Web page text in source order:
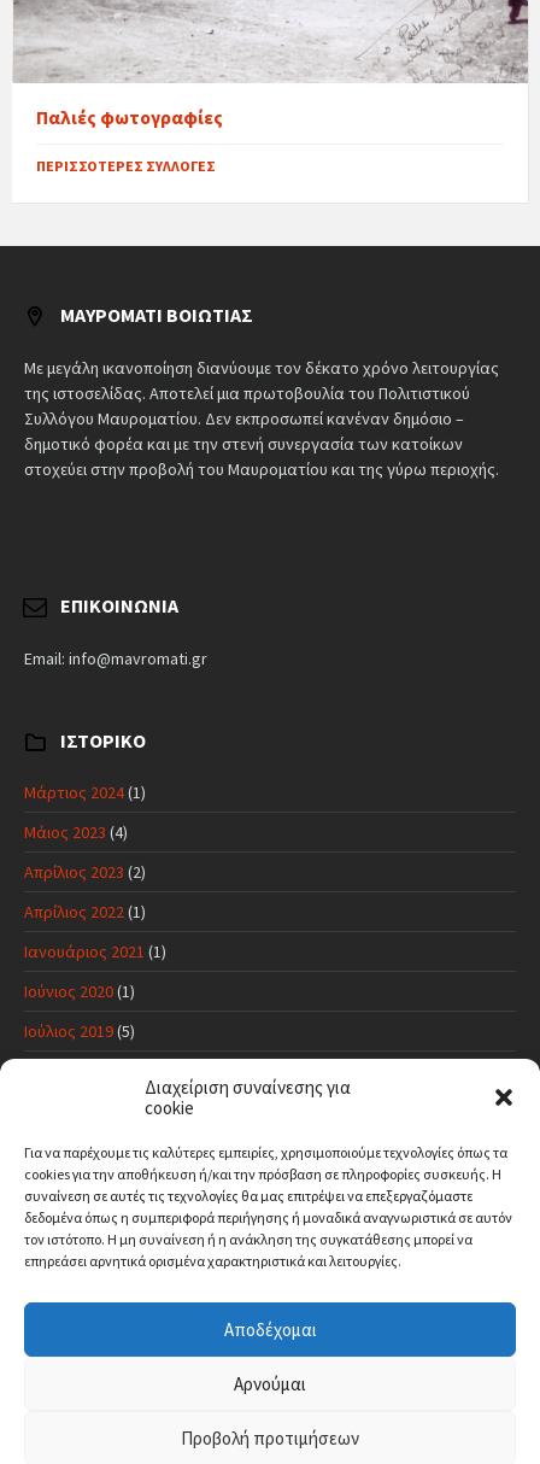
Διαχείριση συναίνεσης για
cookie
Για να παρέχουμε τις καλύτερες εμπειρίες, χρησιμοποιούμε τεχνολογίες όπως τα
cookies για την αποθήκευση ή/και την πρόσβαση σε πληροφορίες συσκευής. Η
συναίνεση σε αυτές τις τεχνολογίες θα μας επιτρέψει να επεξεργαζόμαστε
δεδομένα όπως η συμπεριφορά περιήγησης ή μοναδικά αναγνωριστικά σε αυτόν
τον ιστότοπο. Η μη συναίνεση ή η ανάκληση της συγκατάθεσης μπορεί να
επηρεάσει αρνητικά ορισμένα χαρακτηριστικά και λειτουργίες.
Αποδέχομαι
Αρνούμαι
Προβολή προτιμήσεων
Παλιές φωτογραφίες
ΠΕΡΙΣΣΌΤΕΡΕΣ ΣΥΛΛΟΓΈΣ
ΜΑΥΡΟΜΆΤΙ ΒΟΙΩΤΊΑΣ
Με μεγάλη ικανοποίηση διανύουμε τον δέκατο χρόνο λειτουργίας
της ιστοσελίδας. Αποτελεί μια πρωτοβουλία του Πολιτιστικού
Συλλόγου Μαυροματίου. Δεν εκπροσωπεί κανέναν δημόσιο –
δημοτικό φορέα και με την στενή συνεργασία των κατοίκων
στοχεύει στην προβολή του Μαυροματίου και της γύρω περιοχής.
ΕΠΙΚΟΙΝΩΝΊΑ
Email: info@mavromati.gr
ΙΣΤΟΡΙΚΌ
Μάρτιος 2024(1)
Μάιος 2023 (4)
Απρίλιος 2023 (2)
Απρίλιος 2022(1)
Ιανουάριος 2021 (1)
Ιούνιος 2020(1)
Ιούλιος 2019(5)
Απρίλιος 2019(10)
Μάρτιος 2019(1)
ΠΡΌΣΦΑΤΑ ΣΧΌΛΙΑ
Ιστορία
© 2020 Μαυρομάτι Βοιωτίας • Design & Development: